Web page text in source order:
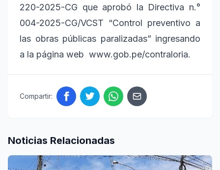
220-2025-CG que aprobó la Directiva n.°
004-2025-CG/VCST “Control preventivo a
las obras públicas paralizadas” ingresando
a la página web www.gob.pe/contraloria.
Compartir:
Noticias Relacionadas